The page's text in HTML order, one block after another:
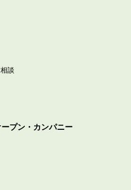
談
プン・カンパニー